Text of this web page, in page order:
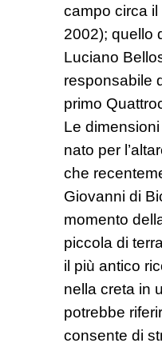
campo circa il
2002); quello
Luciano
responsabile
primo
Le
nato per
che
Giovanni di
momento
piccola di
il più antico
nella creta in
potrebbe
consente di